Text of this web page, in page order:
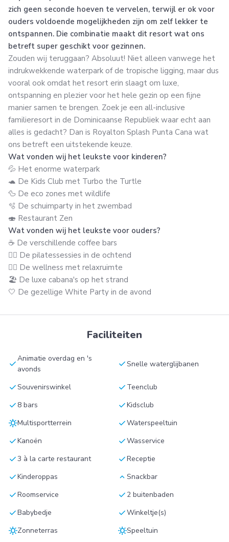
zich geen seconde hoeven te vervelen, terwijl er ok voor
ouders voldoende mogelijkheden zijn om zelf lekker te
ontspannen. Die combinatie maakt dit resort wat ons
betreft super geschikt voor gezinnen.
Zouden wij teruggaan? Absoluut! Niet alleen vanwege het
indrukwekkende waterpark of de tropische ligging, maar dus
vooral ook omdat het resort erin slaagt om luxe,
ontspanning en plezier voor het hele gezin op een fijne
manier samen te brengen. Zoek je een all-inclusive
familieresort in de Dominicaanse Republiek waar echt aan
alles is gedacht? Dan is Royalton Splash Punta Cana wat
ons betreft een uitstekende keuze.
Wat vonden wij het leukste voor kinderen?
💦 Het enorme waterpark
🐢 De Kids Club met Turbo the Turtle
🦆 De eco zones met wildlife
🫧 De schuimparty in het zwembad
🍣 Restaurant Zen
Wat vonden wij het leukste voor ouders?
☕ De verschillende coffee bars
🧘‍♀️ De pilatessessies in de ochtend
💆‍♀️ De wellness met relaxruimte
🏖️ De luxe cabana's op het strand
🤍 De gezellige White Party in de avond
Faciliteiten
checkAnimatie overdag en 's
avonds
checkSnelle waterglijbanen
checkSouvenirswinkel check Teenclub
check 8 bars checkKidsclub
sunnyMultisportterrein checkWaterspeeltuin
checkKanoën checkWasservice
check3 à la carte restaurant checkReceptie
checkKinderoppas keyboard_arrow_up Snackbar
checkRoomservice check 2 buitenbaden
checkBabybedje checkWinkeltje(s)
sunnyZonneterras sunnySpeeltuin